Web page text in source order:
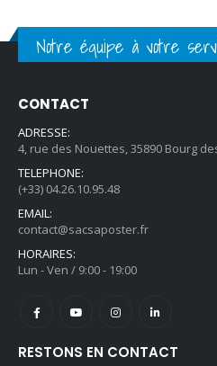
Notre équipe à votre
CONTACT
ADRESSE:
4, rue des Nouettes, 35890 Bourg
TELEPHONE:
(+33) 04.26.10.95.48
EMAIL:
contact@sacsaposter.fr
HORAIRES:
Lun - Ven / 9:00 - 19:00
RESTONS EN CONTACT